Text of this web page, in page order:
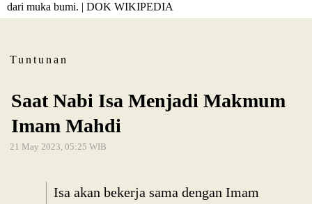
dari muka bumi. | DOK WIKIPEDIA
Tuntunan
Saat Nabi Isa Menjadi Makmum
Imam Mahdi
21 May 2023, 05:25 WIB
Isa akan bekerja sama dengan Imam